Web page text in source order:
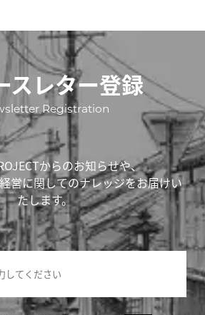
スレター登録
Registration
からのお知らせや、
営に関してのナレッジをお届けい
たします。